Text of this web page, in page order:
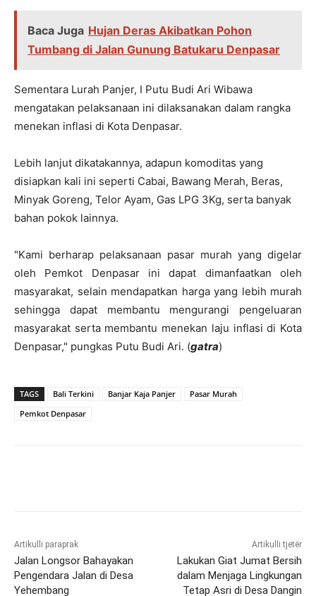
Baca Juga Hujan Deras Akibatkan Pohon
Tumbang di Jalan Gunung Batukaru Denpasar
Sementara Lurah Panjer, I Putu Budi Ari Wibawa
mengatakan pelaksanaan ini dilaksanakan dalam rangka
menekan inflasi di Kota Denpasar.
Lebih lanjut dikatakannya, adapun komoditas yang
disiapkan kali ini seperti Cabai, Bawang Merah, Beras,
Minyak Goreng, Telor Ayam, Gas LPG 3Kg, serta banyak
bahan pokok lainnya.
"Kami berharap pelaksanaan pasar murah yang digelar
oleh Pemkot Denpasar ini dapat dimanfaatkan oleh
masyarakat, selain mendapatkan harga yang lebih murah
sehingga dapat membantu mengurangi pengeluaran
masyarakat serta membantu menekan laju inflasi di Kota
Denpasar," pungkas Putu Budi Ari. (gatra)
TAGS Bali Terkini Banjar Kaja Panjer
Pasar Murah
Pemkot Denpasar
Artikulli paraprak
Jalan Longsor Bahayakan
Pengendara Jalan di Desa
Yehembang
Artikulli tjetër
Lakukan Giat Jumat Bersih
dalam Menjaga Lingkungan
Tetap Asri di Desa Dangin